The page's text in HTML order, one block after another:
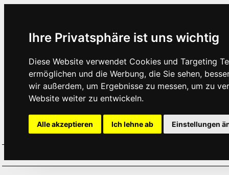
Ihre Privatsphäre ist uns wichtig
Diese Website verwendet Cookies und Targeting
ermöglichen und die Werbung, die Sie sehen,
wir außerdem, um Ergebnisse zu messen, um zu
Website weiter zu entwickeln.
Alle akzeptieren Ich lehne ab Einstellungen